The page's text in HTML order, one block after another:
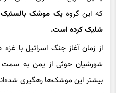
یحیی سریع، سخنگوی نظامی
که این گروهیک موشک بالستیک
شلیک کرده است.
شورشیان حوثی از یمن به سمت